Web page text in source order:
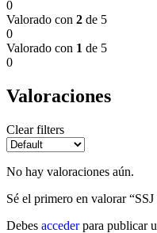
0
Valorado con 2 de 5
0
Valorado con 1 de 5
0
Valoraciones
Clear filters
No hay valoraciones aún.
Sé el primero en valorar
Debes accederpara publicar